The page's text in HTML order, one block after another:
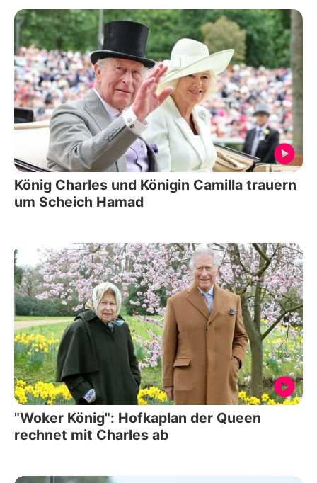
König Charles und Königin Camilla trauern
um Scheich Hamad
"Woker König": Hofkaplan der Queen
rechnet mit Charles ab